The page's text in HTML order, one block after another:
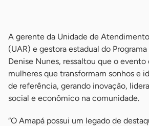
A gerente da Unidade de
(UAR) e gestora estadual do
Denise Nunes, ressaltou que o evento
mulheres que transformam sonhos e
de referência, gerando inovação,
social e econômico na comunidade.
“O Amapá possui um legado de